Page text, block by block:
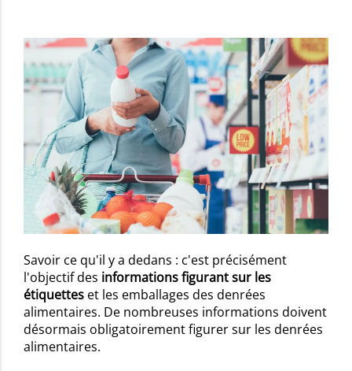
Savoir ce qu'il y a dedans : c'est précisément
l'objectif des informations figurant sur les
étiquettes et les emballages des denrées
alimentaires. De nombreuses informations doivent
désormais obligatoirement figurer sur les denrées
alimentaires.